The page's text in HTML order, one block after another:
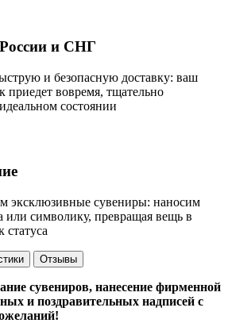
и СНГ
и безопасную доставку: ваш
приедет вовремя, тщательно
состоянии
эксклюзивные сувениры: наносим
или символику, превращая вещь в
статуса
Отзывы
сувениров, нанесение фирменной
и поздравительных надписей с